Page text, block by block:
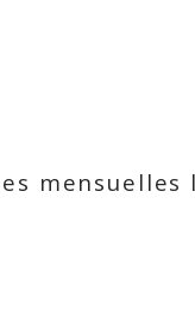
mensuelles